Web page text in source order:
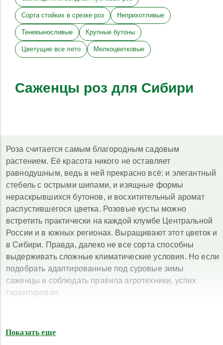
Сорта стойких в срезке роз Неприхотливые
Теневыносливые Крупные бутоны
Цветущие все лето Мелкоцветковые
Саженцы роз для Сибири
Роза считается самым благородным садовым
растением. Её красота никого не оставляет
равнодушным, ведь в ней прекрасно всё: и элегантный
стебель с острыми шипами, и изящные формы
нераскрывшихся бутонов, и восхитительный аромат
распустившегося цветка. Розовые кусты можно
встретить практически на каждой клумбе Центральной
России и в южных регионах. Выращивают этот цветок и
в Сибири. Правда, далеко не все сорта способны
выдерживать сложные климатические условия. Но если
подобрать адаптированные под суровые зимы
саженцы и соблюдать правила агротехники, успех
гарантирован.
Сибири
Показать еще